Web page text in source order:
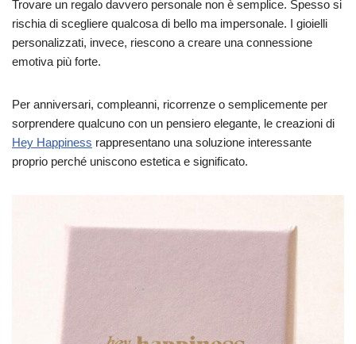
Trovare un regalo davvero personale non è semplice. Spesso si
rischia di scegliere qualcosa di bello ma impersonale. I gioielli
personalizzati, invece, riescono a creare una connessione
emotiva più forte.
Per anniversari, compleanni, ricorrenze o semplicemente per
sorprendere qualcuno con un pensiero elegante, le creazioni di
Hey Happiness rappresentano una soluzione interessante
proprio perché uniscono estetica e significato.